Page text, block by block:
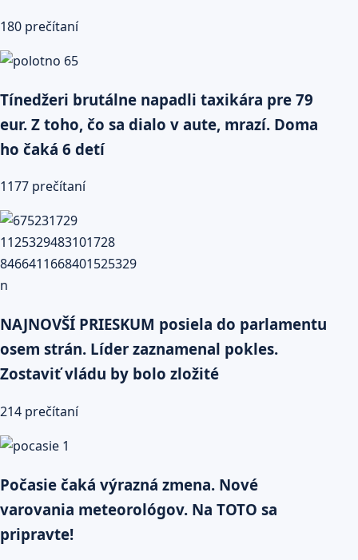
180 prečítaní
Tínedžeri brutálne napadli taxikára pre 79
eur. Z toho, čo sa dialo v aute, mrazí. Doma
ho čaká 6 detí
1177 prečítaní
NAJNOVŠÍ PRIESKUM posiela do parlamentu
osem strán. Líder zaznamenal pokles.
Zostaviť vládu by bolo zložité
214 prečítaní
Počasie čaká výrazná zmena. Nové
varovania meteorológov. Na TOTO sa
pripravte!